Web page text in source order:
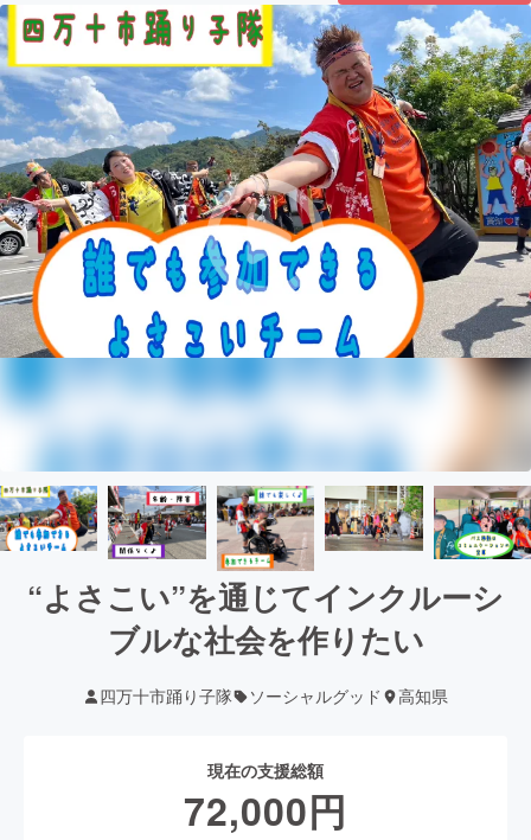
“よさこい”を通じてインクルーシ
ブルな社会を作りたい
四万十市踊り子隊 ソーシャルグッド 高知県
現在の支援総額
72,000円